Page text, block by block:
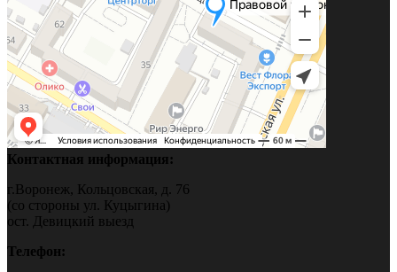
Контактная информация:
г.Воронеж, Кольцовская, д. 76
(со стороны ул. Куцыгина)
ост. Девицкий выезд
Телефон: